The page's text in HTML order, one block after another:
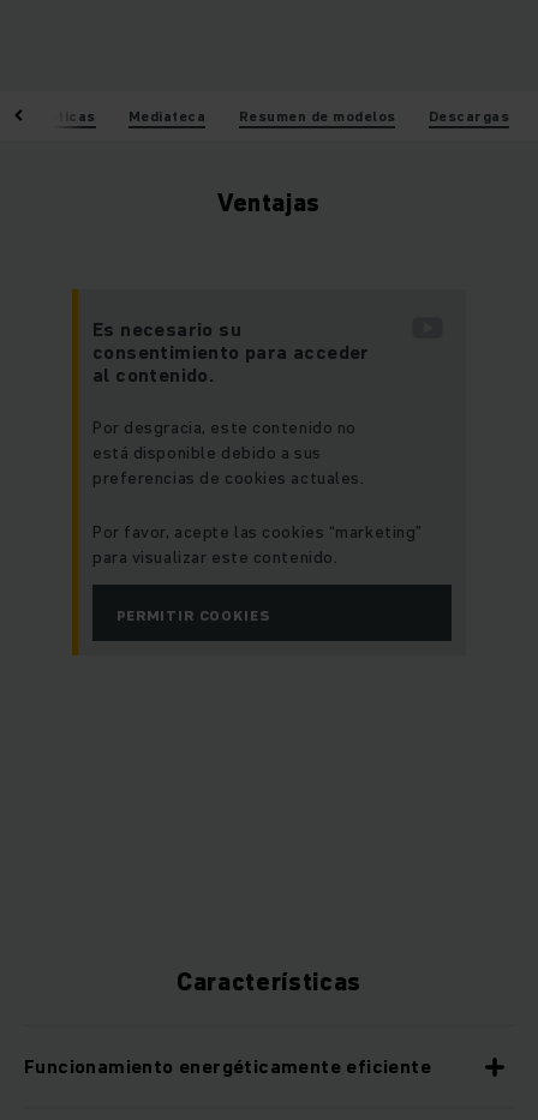
Mediateca Resumen de modelos Descargas
Ventajas
Es necesario su
consentimiento para acceder
al contenido.
Por desgracia, este contenido no
está disponible debido a sus
preferencias de cookies actuales.
Por favor, acepte las cookies “marketing”
para visualizar este contenido.
PERMITIR COOKIES
Características
Funcionamiento energéticamente eficiente